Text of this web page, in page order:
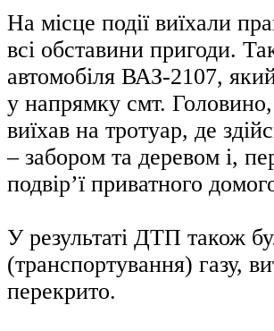
На місце події виїхали
всі обставини пригоди.
автомобіля ВАЗ-2107,
у напрямку смт.
виїхав на тротуар, де
– забором та деревом і,
подвір’ї приватного
У результаті ДТП також
(транспортування) газу,
перекрито.